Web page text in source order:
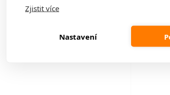
Zjistit více
Nastavení
14 dní